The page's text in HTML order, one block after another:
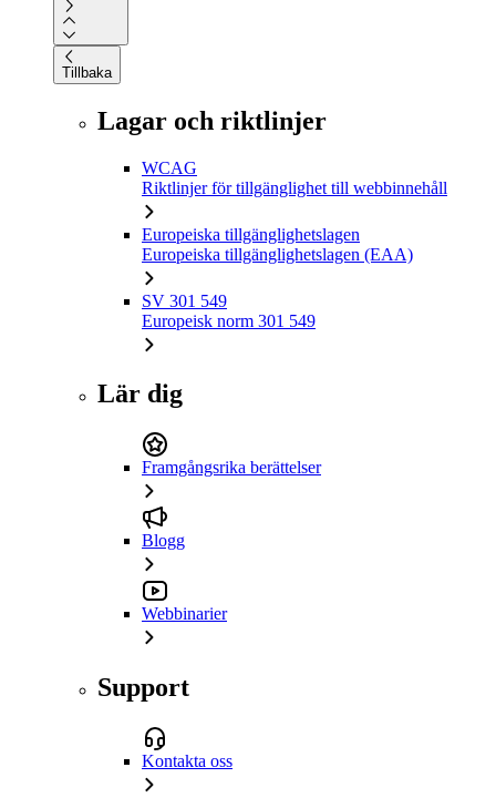
Tillbaka
Lagar och riktlinjer
WCAG
Riktlinjer för tillgänglighet till webbinnehåll
Europeiska tillgänglighetslagen
Europeiska tillgänglighetslagen (EAA)
SV 301 549
Europeisk norm 301 549
Lär dig
Framgångsrika berättelser
Blogg
Webbinarier
Support
Kontakta oss